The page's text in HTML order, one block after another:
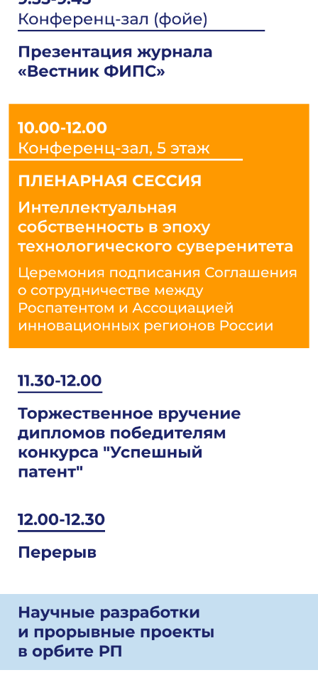
и интеграции отдельных
ее элементов во все сферы
общественной жизни в условиях
глобальной трансформации.
Уверен, что конференция, как
а ее конкретные рекомендации
найдут отражение в российской
и международной практике уже
в ближайшем будущем.
плодотворной работы
и результативной дискуссии.